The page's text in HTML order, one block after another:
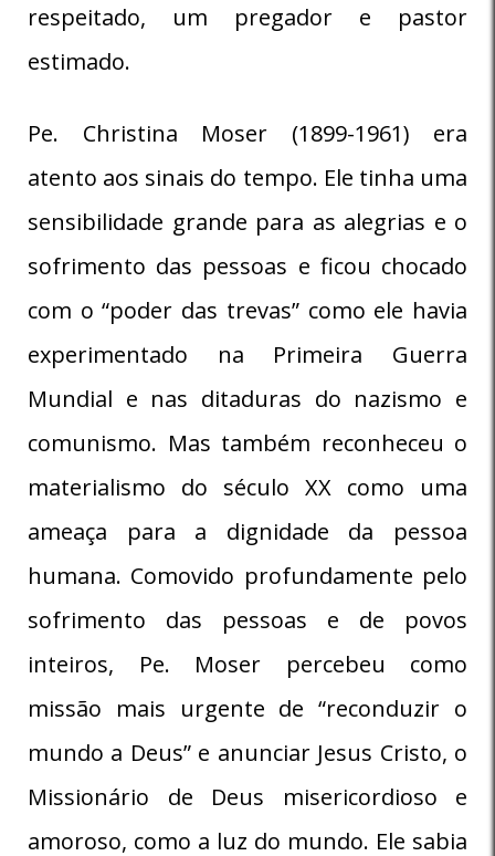
respeitado, um pregador e pastor
estimado.
Pe. Christina Moser (1899-1961) era
atento aos sinais do tempo. Ele tinha uma
sensibilidade grande para as alegrias e o
sofrimento das pessoas e ficou chocado
com o “poder das trevas” como ele havia
experimentado na Primeira Guerra
Mundial e nas ditaduras do nazismo e
comunismo. Mas também reconheceu o
materialismo do século XX como uma
ameaça para a dignidade da pessoa
humana. Comovido profundamente pelo
sofrimento das pessoas e de povos
inteiros, Pe. Moser percebeu como
missão mais urgente de “reconduzir o
mundo a Deus” e anunciar Jesus Cristo, o
Missionário de Deus misericordioso e
amoroso, como a luz do mundo. Ele sabia